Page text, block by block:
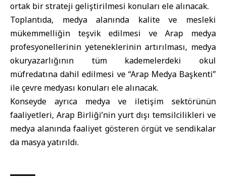
ortak bir strateji geliştirilmesi konuları ele alınacak.
Toplantıda, medya alanında kalite ve mesleki
mükemmelliğin teşvik edilmesi ve Arap medya
profesyonellerinin yeteneklerinin artırılması, medya
okuryazarlığının tüm kademelerdeki okul
müfredatına dahil edilmesi ve “Arap Medya Başkenti”
ile çevre medyası konuları ele alınacak.
Konseyde ayrıca medya ve iletişim sektörünün
faaliyetleri, Arap Birliği’nin yurt dışı temsilcilikleri ve
medya alanında faaliyet gösteren örgüt ve sendikalar
da masya yatırıldı.